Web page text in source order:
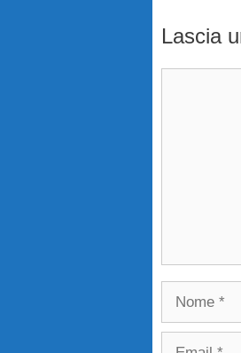
Lascia
Nome
Email